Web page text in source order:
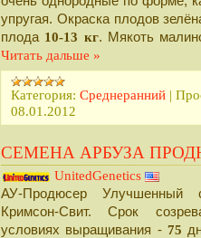
упругая. Окраска плодов
плода 10-13 кг. Мякоть
Читать дальше »
Категория: Среднеранний |
08.01.2012
СЕМЕНА АРБУЗА
UnitedGenetics
АУ-Продюсер Улучшенный
Кримсон-Свит. Срок
условиях выращивания - 75